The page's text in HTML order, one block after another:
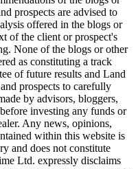
prospects are advised to
offered in the blogs or
of the client or prospect's
None of the blogs or other
as constituting a track
of future results and Land
prospects to carefully
by advisors, bloggers,
investing any funds or
Any news, opinions,
within this website is
and does not constitute
Ltd. expressly disclaims